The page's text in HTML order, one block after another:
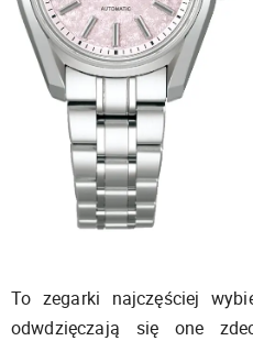
To zegarki najczęściej
odwdzięczają się one